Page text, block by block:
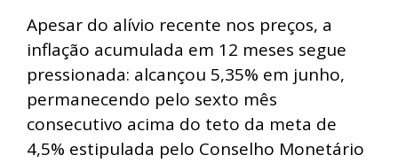
Apesar do alívio recente nos preços, a
inflação acumulada em 12 meses segue
pressionada: alcançou 5,35% em junho,
permanecendo pelo sexto mês
consecutivo acima do teto da meta de
4,5% estipulada pelo Conselho Monetário